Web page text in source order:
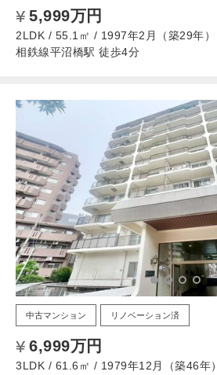
5,999万円
2LDK / 55.1㎡ / 1997年2月（築29年）
相鉄線平沼橋駅 徒歩4分
中古マンション リノベーション済
6,999万円
3LDK / 61.6㎡ / 1979年12月（築46年）